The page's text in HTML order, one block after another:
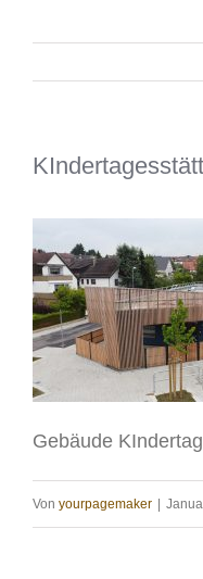
Gebäude
Von yourpagemaker